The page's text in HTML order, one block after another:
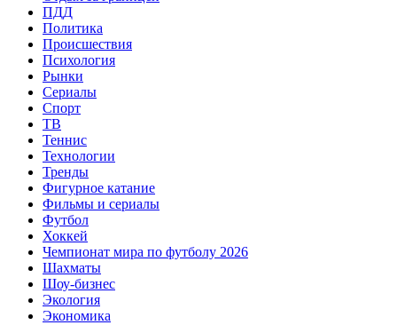
ПДД
Политика
Происшествия
Психология
Рынки
Сериалы
Спорт
ТВ
Теннис
Технологии
Тренды
Фигурное катание
Фильмы и сериалы
Футбол
Хоккей
Чемпионат мира по футболу 2026
Шахматы
Шоу-бизнес
Экология
Экономика